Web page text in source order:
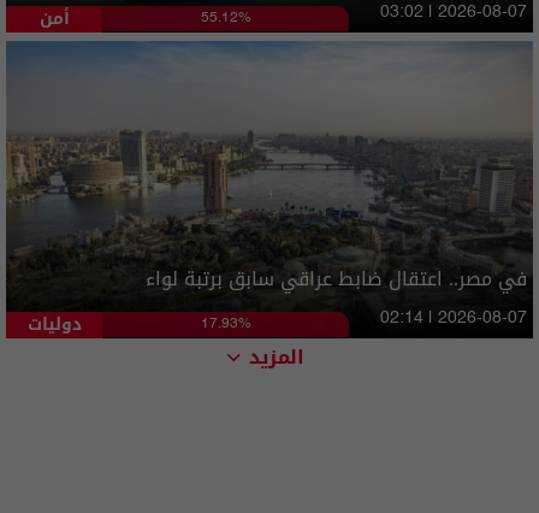
أمن 55.12% 03:02 | 2026-08-07
في مصر.. اعتقال ضابط عراقي سابق برتبة لواء
دوليات 17.93% 02:14 | 2026-08-07
المزيد